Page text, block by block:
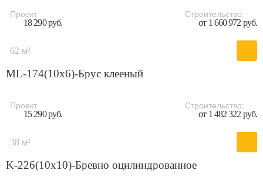
Проект
18 290 руб.
Строительство:
от 1 660 972 руб.
62 м²
ML-174(10x6)-Брус клееный
Проект
15 290 руб.
Строительство:
от 1 482 322 руб.
38 м²
K-226(10x10)-Бревно оцилиндрованное